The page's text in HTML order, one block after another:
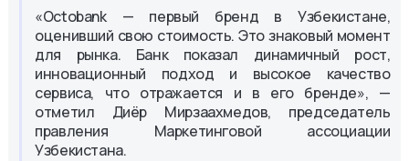
«Octobank — первый бренд в Узбекистане,
оценивший свою стоимость. Это знаковый момент
для рынка. Банк показал динамичный рост,
инновационный подход и высокое качество
сервиса, что отражается и в его бренде», —
отметил Диёр Мирзаахмедов, председатель
правления Маркетинговой ассоциации
Узбекистана.